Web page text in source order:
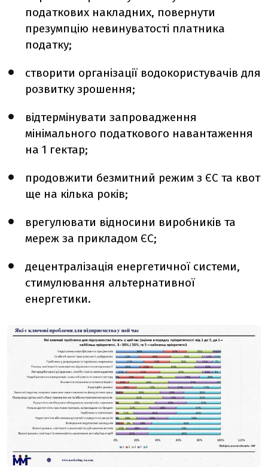
податкових накладних, повернути
презумпцію невинуватості платника
податку;
створити організації водокористувачів для
розвитку зрошення;
відтермінувати запровадження
мінімального податкового навантаження
на 1 гектар;
продовжити безмитний режим з ЄС та квот
ще на кілька років;
врегулювати відносини виробників та
мереж за прикладом ЄС;
децентралізація енергетичної системи,
стимулювання альтернативної
енергетики.